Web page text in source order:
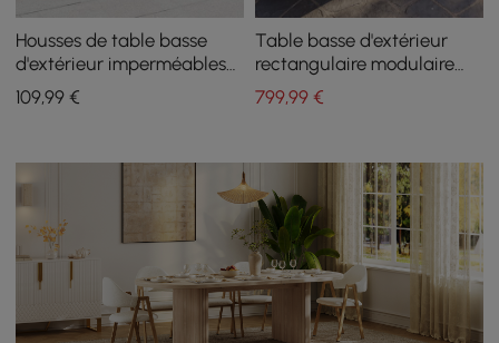
Housses de table basse
d'extérieur imperméables
en toile résistante 600D en
noir
109,99 €
Table basse d'extérieur
rectangulaire modulaire
Resaro en bois de teck à
lattes
799,99€